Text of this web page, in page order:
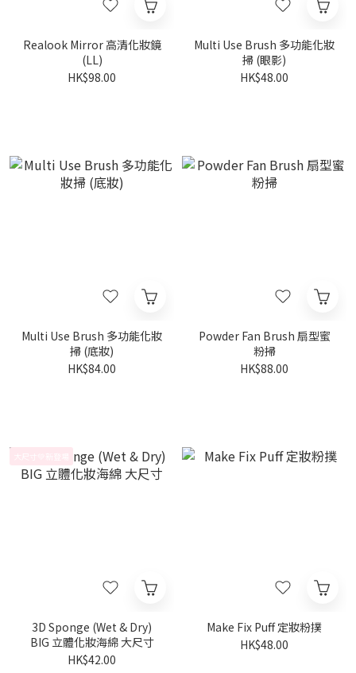
Realook Mirror 高清化妝鏡
(LL)
HK$98.00
Multi Use Brush 多功能化妝
掃 (眼影)
HK$48.00
Multi Use Brush 多功能化妝
掃 (底妝)
HK$84.00
Powder Fan Brush 扇型蜜
粉掃
HK$88.00
3D Sponge (Wet & Dry)
BIG 立體化妝海綿 大尺寸
HK$42.00
Make Fix Puff 定妝粉撲
HK$48.00